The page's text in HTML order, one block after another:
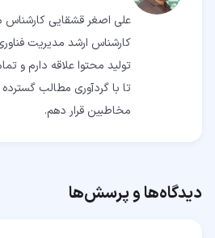
علی اصغر قشقایی کارشناس
کارشناس ارشد مدیریت
تولید محتوا علاقه دارم و
تا با گردآوری مطالب گسترده
مخاطبین قرار دهم.
دیدگاه‌ها و پرسش‌ها